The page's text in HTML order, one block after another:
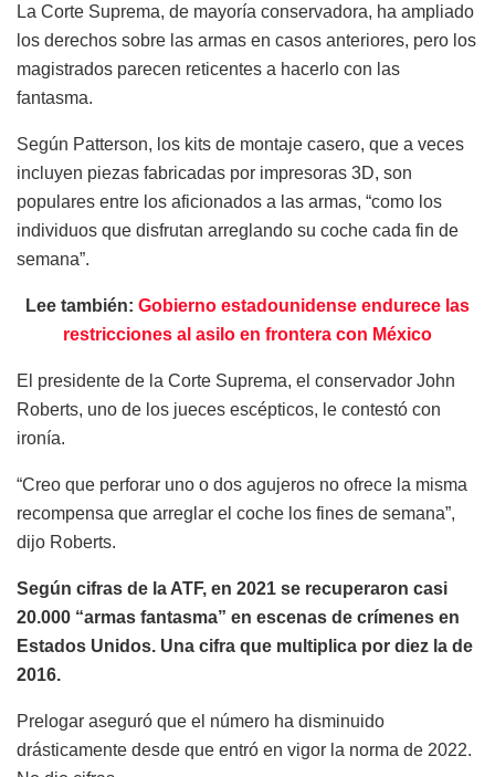
La Corte Suprema, de mayoría conservadora, ha ampliado
los derechos sobre las armas en casos anteriores, pero los
magistrados parecen reticentes a hacerlo con las
fantasma.
Según Patterson, los kits de montaje casero, que a veces
incluyen piezas fabricadas por impresoras 3D, son
populares entre los aficionados a las armas, “como los
individuos que disfrutan arreglando su coche cada fin de
semana”.
Lee también: Gobierno estadounidense endurece las
restricciones al asilo en frontera con México
El presidente de la Corte Suprema, el conservador John
Roberts, uno de los jueces escépticos, le contestó con
ironía.
“Creo que perforar uno o dos agujeros no ofrece la misma
recompensa que arreglar el coche los fines de semana”,
dijo Roberts.
Según cifras de la ATF, en 2021 se recuperaron casi
20.000 “armas fantasma” en escenas de crímenes en
Estados Unidos. Una cifra que multiplica por diez la de
2016.
Prelogar aseguró que el número ha disminuido
drásticamente desde que entró en vigor la norma de 2022.